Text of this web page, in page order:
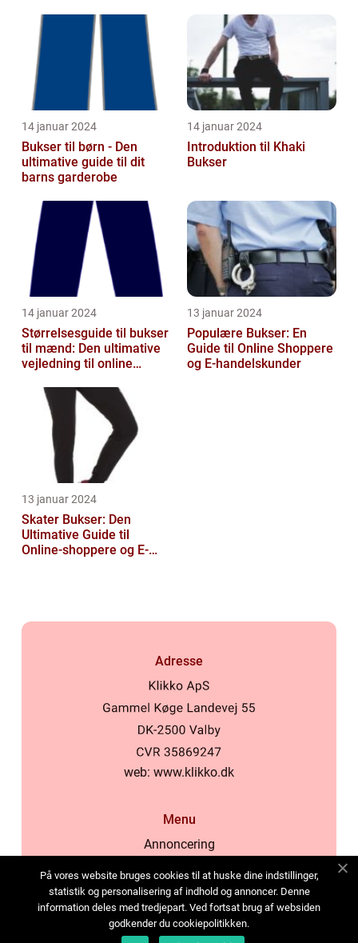
personlighed til en...
14 januar 2024
Bukser til børn - Den
ultimative guide til dit
barns garderobe
14 januar 2024
Introduktion til Khaki
Bukser
14 januar 2024
Størrelsesguide til bukser
til mænd: Den ultimative
vejledning til online
13 januar 2024
Populære Bukser: En
Guide til Online Shoppere
og E-handelskunder
13 januar 2024
Skater Bukser: Den
Ultimative Guide til
Online-shoppere og E-
Adresse
web: www.klikko.dk
Menu
Annoncering
Cookies
Kontakt os
Sitemap
På vores website bruges cookies til at huske dine indstillinger,
statistik og personalisering af indhold og annoncer. Denne
information deles med tredjepart. Ved fortsat brug af websiden
godkender du cookiepolitikken.